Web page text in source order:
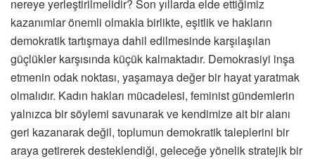
nereye yerleştirilmelidir? Son yıllarda elde ettiğimiz
kazanımlar önemli olmakla birlikte, eşitlik ve hakların
demokratik tartışmaya dahil edilmesinde karşılaşılan
güçlükler karşısında küçük kalmaktadır. Demokrasiyi inşa
etmenin odak noktası, yaşamaya değer bir hayat yaratmak
olmalıdır. Kadın hakları mücadelesi, feminist gündemlerin
yalnızca bir söylemi savunarak ve kendimize ait bir alanı
geri kazanarak değil, toplumun demokratik taleplerini bir
araya getirerek desteklendiği, geleceğe yönelik stratejik bir